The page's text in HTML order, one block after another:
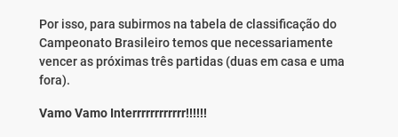
Por isso, para subirmos na tabela de classificação do
Campeonato Brasileiro temos que necessariamente
vencer as próximas três partidas (duas em casa e uma
fora).
Vamo Vamo Interrrrrrrrrrrr!!!!!!